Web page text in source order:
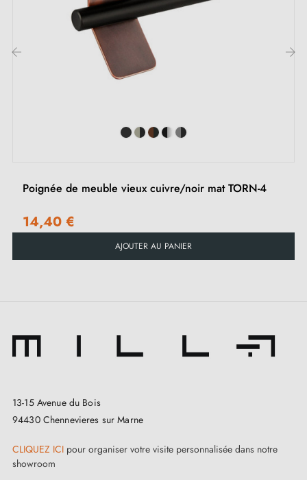
chaleur à vos meubles. Sa forme rectangulaire avec
angle oblique et coins arrondis rend vos armoires,
placards, tiroirs ou commodes élégants et faciles à
ouvrir. Idéale pour moderniser votre cuisine, salle de
Poignée de meuble vieux cuivre/noir mat TORN-4
14,40 €
AJOUTER AU PANIER
13-15 Avenue du Bois
94430 Chennevieres sur Marne
CLIQUEZ ICI pour organiser votre visite personnalisée dans notre
showroom